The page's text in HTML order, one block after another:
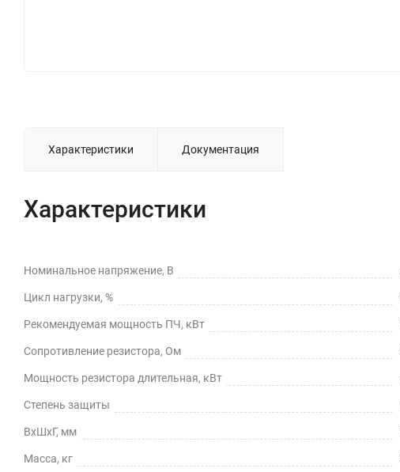
Характеристики Документация
Характеристики
Номинальное напряжение, В
Цикл нагрузки, %
Рекомендуемая мощность ПЧ, кВт
Сопротивление резистора, Ом
Мощность резистора длительная, кВт
Степень защиты
ВхШхГ, мм
Масса, кг